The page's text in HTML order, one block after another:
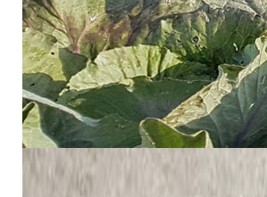
„Ključno je postići
premokra i proces
značajno poboljšati uvjete za
Osim u bioreaktorima,
U oba slučaja, optimalno
trajati i do četiri godine.
utjecaj korištenja
dušika prema važećim propisima.